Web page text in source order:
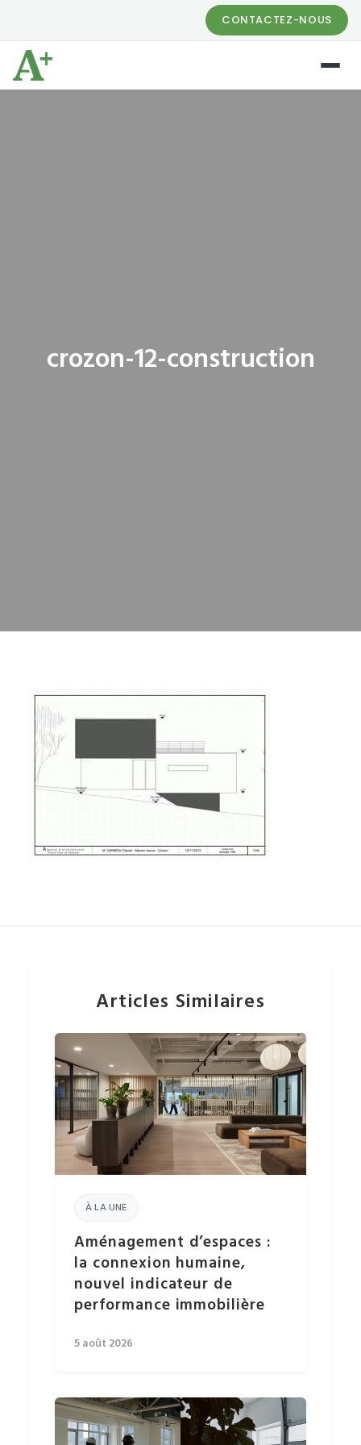
CONTACTEZ-NOUS
crozon-12-construction
Articles Similaires
À LA UNE
Aménagement d’espaces :
la connexion humaine,
nouvel indicateur de
performance immobilière
5 août 2026